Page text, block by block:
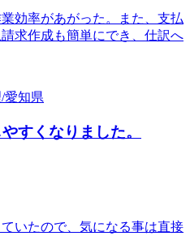
効率があがった。また、支払
求作成も簡単にでき、仕訳へ
/愛知県
すくなりました。
いたので、気になる事は直接